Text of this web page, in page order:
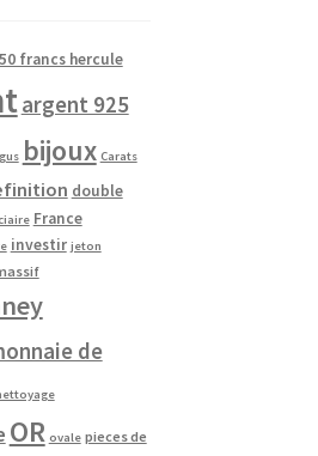
50 francs hercule
argent 925
bijoux Carats
double
France
investir jeton
de
OR ovale pieces de